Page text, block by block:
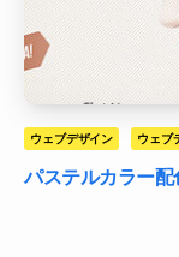
ウェブデザイン ウェブ
パステルカラー